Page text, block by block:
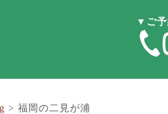
▼ご予
> 福岡の二見が浦